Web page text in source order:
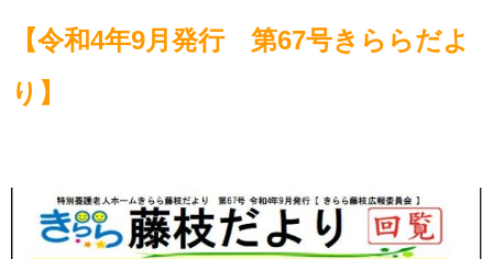
【令和4年9月発行 第67号きららだよ
り】